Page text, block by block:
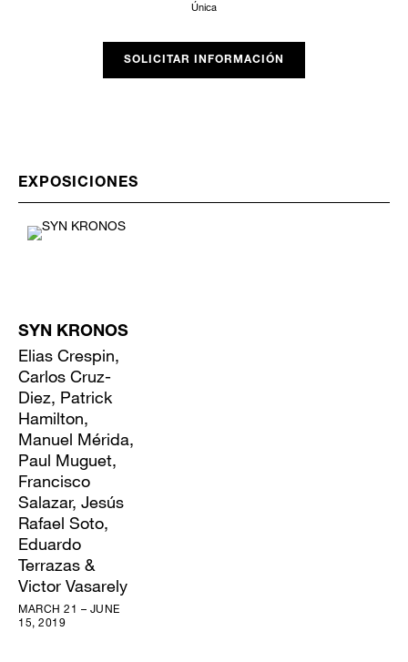
Única
SOLICITAR INFORMACIÓN
EXPOSICIONES
SYN KRONOS
Elias Crespin,
Carlos Cruz-
Diez, Patrick
Hamilton,
Manuel Mérida,
Paul Muguet,
Francisco
Salazar, Jesús
Rafael Soto,
Eduardo
Terrazas &
Victor Vasarely
MARCH 21 – JUNE
15, 2019